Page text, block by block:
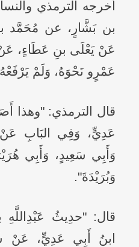
أخرجه الترمذي
بن بَشَّارٍ، عن مُحَمَّد
عَنْ يَعْلَى بنِ عَطَاءٍ، عَنْ
عَمْرٍو نَحْوَهُ، وَلَمْ
قال الترمذي: "وهذا
عَدِيٍّ، وَفِي البَابِ
وَأَبِي سَعِيدٍ، وَأَبِي
وَبُرَيْدَةَ".
قال: "حدِيثُ
ابنُ أَبِي عَدِيٍّ، عَنْ